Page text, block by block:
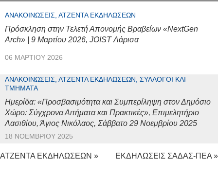
ΑΝΑΚΟΙΝΏΣΕΙΣ, ΑΤΖΈΝΤΑ ΕΚΔΗΛΏΣΕΩΝ
Πρόσκληση στην Τελετή Απονομής Βραβείων «NextGen
Arch» | 9 Μαρτίου 2026, JOIST Λάρισα
06 ΜΑΡΤΊΟΥ 2026
ΑΝΑΚΟΙΝΏΣΕΙΣ, ΑΤΖΈΝΤΑ ΕΚΔΗΛΏΣΕΩΝ, ΣΎΛΛΟΓΟΙ ΚΑΙ
ΤΜΉΜΑΤΑ
Ημερίδα: «Προσβασιμότητα και Συμπερίληψη στον Δημόσιο
Χώρο: Σύγχρονα Αιτήματα και Πρακτικές», Επιμελητήριο
Λασιθίου, Άγιος Νικόλαος, Σάββατο 29 Νοεμβρίου 2025
18 ΝΟΕΜΒΡΊΟΥ 2025
ΑΤΖΕΝΤΑ ΕΚΔΗΛΩΣΕΩΝ » ΕΚΔΗΛΩΣΕΙΣ ΣΑΔΑΣ-ΠΕΑ »